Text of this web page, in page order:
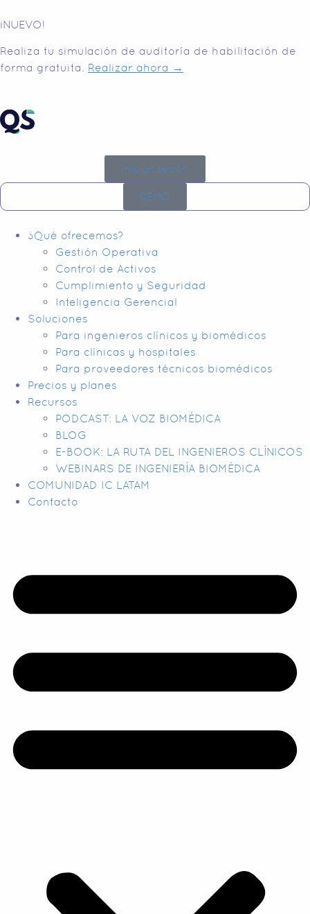
¡NUEVO!
Realiza tu simulación de auditoría de habilitación de
forma gratuita. Realizar ahora →
Iniciar sesión
DEMO
¿Qué ofrecemos?
Gestión Operativa
Control de Activos
Cumplimiento y Seguridad
Inteligencia Gerencial
Soluciones
Para ingenieros clínicos y biomédicos
Para clínicas y hospitales
Para proveedores técnicos biomédicos
Precios y planes
Recursos
PODCAST: LA VOZ BIOMÉDICA
BLOG
E-BOOK: LA RUTA DEL INGENIEROS CLÍNICOS
WEBINARS DE INGENIERÍA BIOMÉDICA
COMUNIDAD IC LATAM
Contacto